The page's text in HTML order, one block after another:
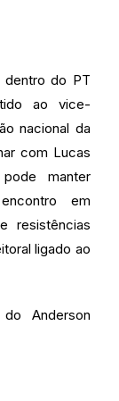
dentro do PT
ao vice-
nacional da
com Lucas
manter
em
resistências
ligado ao
Anderson